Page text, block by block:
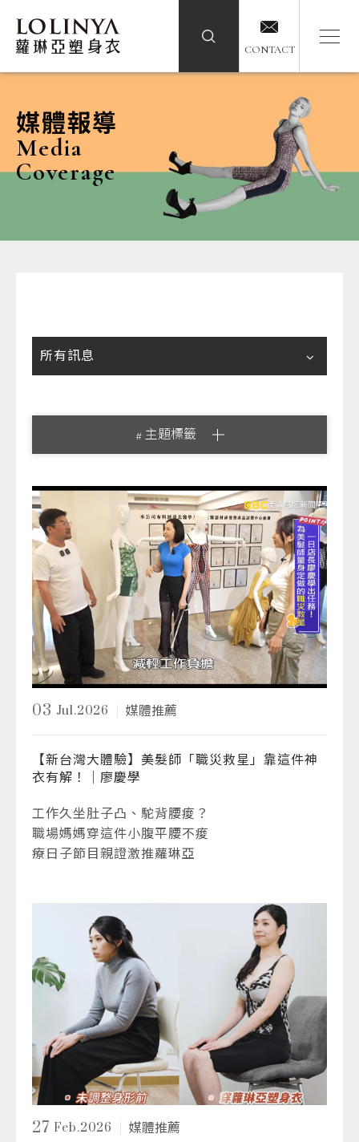
CONTACT
媒體報導
Media
Coverage
所有訊息
# 主題標籤
03 Jul.2026 媒體推薦
【新台灣大體驗】美髮師「職災救星」靠這件神
衣有解！｜廖慶學
工作久坐肚子凸、駝背腰痠？
職場媽媽穿這件小腹平腰不痠
療日子節目親證激推蘿琳亞
27 Feb.2026 媒體推薦
CONTACT